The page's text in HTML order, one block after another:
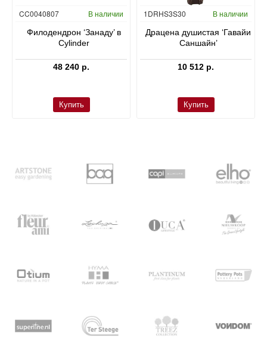
CC0040807 В наличии
Филодендрон ‘Занаду’ в
Cylinder
48 240 р.
Купить
Гидропоника
1DRHS3S30 В наличии
Драцена душистая ‘Гавайи
Саншайн’
10 512 р.
Купить